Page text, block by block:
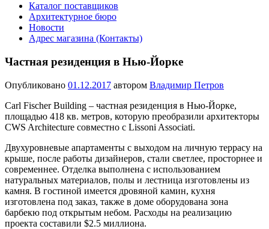
Каталог поставщиков
Архитектурное бюро
Новости
Адрес магазина (Контакты)
Частная резиденция в Нью-Йорке
Опубликовано 01.12.2017 автором Владимир Петров
Carl Fischer Building – частная резиденция в Нью-Йорке,
площадью 418 кв. метров, которую преобразили архитекторы
CWS Architecture совместно с Lissoni Associati.
Двухуровневые апартаменты с выходом на личную террасу на
крыше, после работы дизайнеров, стали светлее, просторнее и
современнее. Отделка выполнена с использованием
натуральных материалов, полы и лестница изготовлены из
камня. В гостиной имеется дровяной камин, кухня
изготовлена под заказ, также в доме оборудована зона
барбекю под открытым небом. Расходы на реализацию
проекта составили $2.5 миллиона.